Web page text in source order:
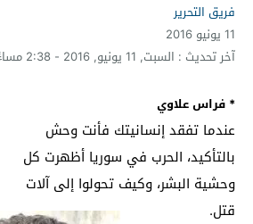
فريق التحرير
11 يونيو 2016
آخر تحديث : السبت, 11 يونيو, 2016 - 2:38 مساءً
* فراس علاوي
عندما تفقد إنسانيتك فأنت وحش
بالتأكيد، الحرب في سوريا أظهرت كل
وحشية البشر، وكيف تحولوا إلى آلات
قتل.